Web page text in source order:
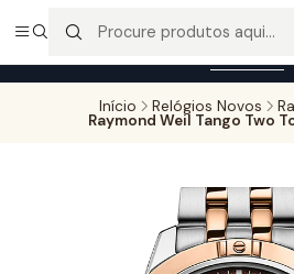
Entregas gratuitas para compras
encomendas serão sujeitas a
Início Relógios Novos
Raymond Weil Tango Two